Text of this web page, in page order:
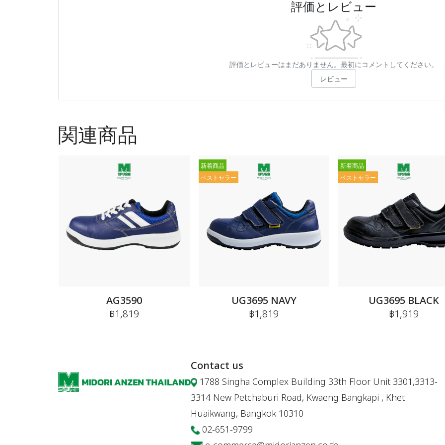
評価とレビュー
評価とレビューはまだありません。最初にコメントしてください。
レビュー
関連商品
AG3590
฿1,819
新着商品
ベストセラー
UG3695 NAVY
฿1,819
新着商品
ベストセラー
UG3695 BLACK
฿1,919
Contact us
1788 Singha Complex Building 33th Floor Unit 3301,3313-
3314 New Petchaburi Road, Kwaeng Bangkapi , Khet
Huaikwang, Bangkok 10310
02-651-9799